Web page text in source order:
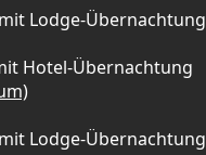
Lodge-Übernachtung
Hotel-Übernachtung
Lodge-Übernachtung